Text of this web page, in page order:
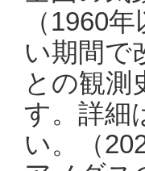
（1960
い期間で
との観測
す。詳細
い。（